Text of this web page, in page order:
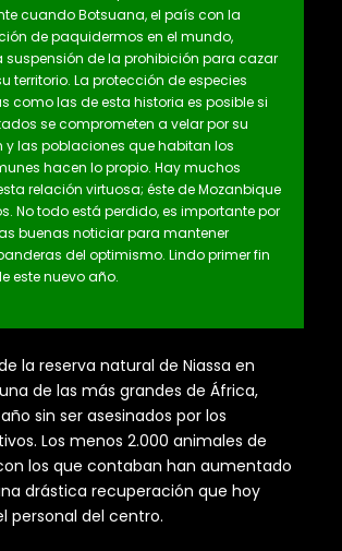
cuando Botsuana, el país con la
de paquidermos en el mundo,
de la prohibición para cazar
territorio. La protección de especies
como las de esta historia es posible si
se comprometen a velar por su
y las poblaciones que habitan los
hacen lo propio. Hay muchos
relación virtuosa; éste de Mozanbique
No todo está perdido, es importante por
buenas noticiar para mantener
del optimismo. Lindo primer fin
este nuevo año.
la reserva natural de Niassa en
de las más grandes de África,
sin ser asesinados por los
Los menos 2.000 animales de
los que contaban han aumentado
drástica recuperación que hoy
personal del centro.